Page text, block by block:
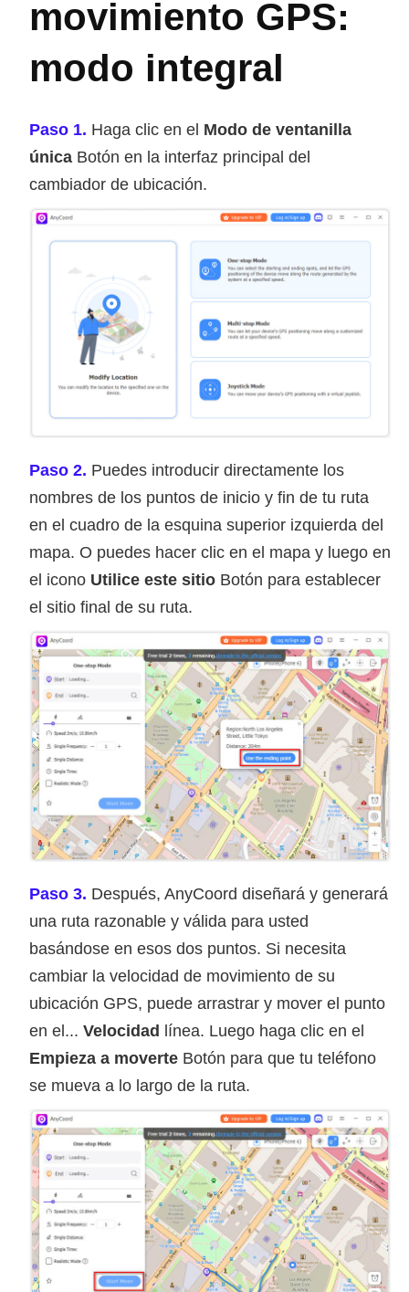
movimiento GPS:
modo integral
Paso 1. Haga clic en el Modo de ventanilla
única Botón en la interfaz principal del
cambiador de ubicación.
Paso 2. Puedes introducir directamente los
nombres de los puntos de inicio y fin de tu ruta
en el cuadro de la esquina superior izquierda del
mapa. O puedes hacer clic en el mapa y luego en
el icono Utilice este sitio Botón para establecer
el sitio final de su ruta.
Paso 3. Después, AnyCoord diseñará y generará
una ruta razonable y válida para usted
basándose en esos dos puntos. Si necesita
cambiar la velocidad de movimiento de su
ubicación GPS, puede arrastrar y mover el punto
en el... Velocidad línea. Luego haga clic en el
Empieza a moverte Botón para que tu teléfono
se mueva a lo largo de la ruta.